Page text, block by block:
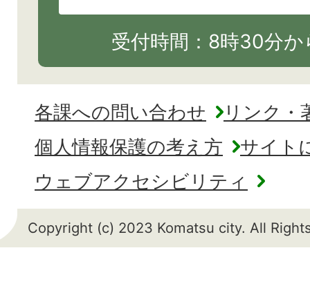
受付時間：8時30分
各課への問い合わせ
リンク・
個人情報保護の考え方
サイト
ウェブアクセシビリティ
Copyright (c) 2023 Komatsu city. All